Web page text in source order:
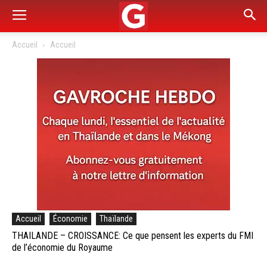
Accueil Accueil
Accueil Économie Thaïlande
THAILANDE – CROISSANCE: Ce que pensent les experts du FMI
de l’économie du Royaume